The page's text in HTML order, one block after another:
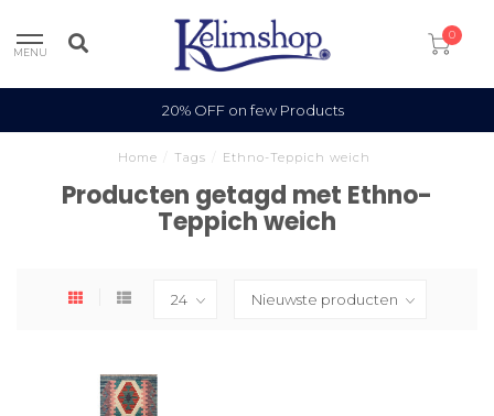
MENU
0
20% OFF on few Products
Home Tags Ethno-Teppich weich
Producten getagd met Ethno-
Teppich weich